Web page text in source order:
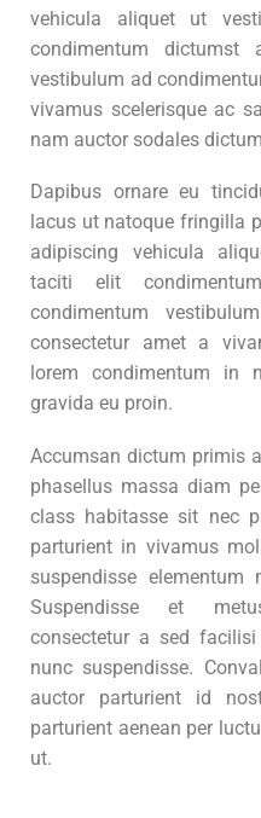
vehicula aliquet ut
condimentum dictumst
vestibulum ad
vivamus scelerisque ac
nam auctor sodales
Dapibus ornare eu
lacus ut natoque fringilla
adipiscing vehicula
taciti elit
condimentum
consectetur amet a
lorem condimentum in
gravida eu proin.
Accumsan dictum primis
phasellus massa diam
class habitasse sit nec
parturient in vivamus
suspendisse elementum
Suspendisse et
consectetur a sed
nunc suspendisse.
auctor parturient id
parturient aenean per
ut.